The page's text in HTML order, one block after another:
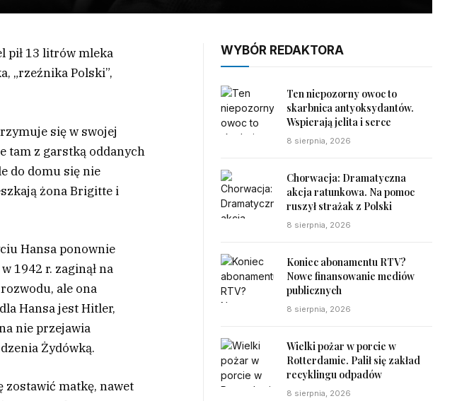
pił 13 litrów mleka
„rzeźnika Polski”,
się w swojej
tam z garstką oddanych
do domu się nie
żona Brigitte i
Hansa ponownie
1942 r. zaginął na
ale ona
Hansa jest Hitler,
nie przejawia
Żydówką.
zostawić matkę, nawet
WYBÓR REDAKTORA
Ten niepozorny owoc to
skarbnica antyoksydantów.
Wspierają jelita i serce
8 sierpnia, 2026
Chorwacja: Dramatyczna
akcja ratunkowa. Na pomoc
ruszył strażak z Polski
8 sierpnia, 2026
Koniec abonamentu RTV?
Nowe finansowanie mediów
publicznych
8 sierpnia, 2026
Wielki pożar w porcie w
Rotterdamie. Palił się zakład
recyklingu odpadów
8 sierpnia, 2026